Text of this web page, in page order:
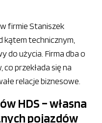
firmie Staniszek
technicznym,
do użycia. Firma dba o
przekłada się na
relacje biznesowe.
HDS – własna
pojazdów